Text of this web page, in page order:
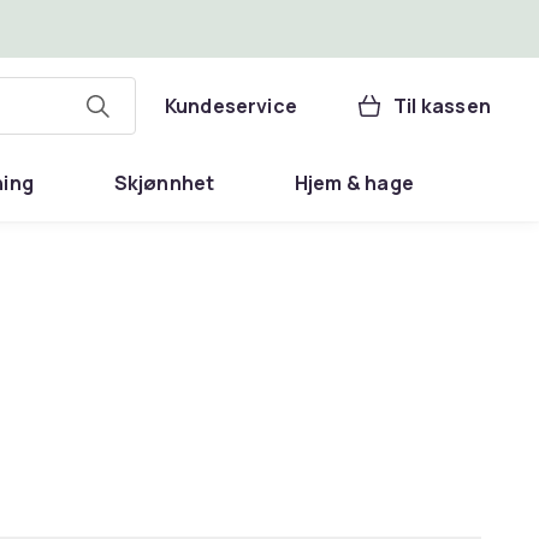
Kundeservice Til kassen
Skjønnhet Hjem & hage